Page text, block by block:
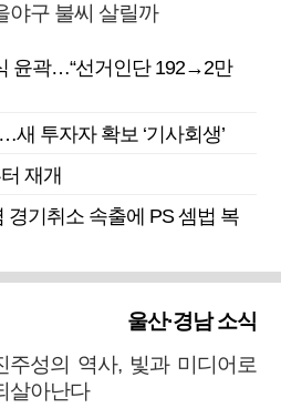
야구 불씨 살릴까
윤곽…“선거인단 192→2만
투자자 확보 ‘기사회생’
재개
기취소 속출에 PS 셈법 복
울산·경남 소식
주성의 역사, 빛과 미디어로
살아난다